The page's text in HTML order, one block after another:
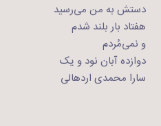
دستش به من می‌رسید
هفتاد بار بلند شدم
و نمی‌مُردم
دوازده آبان نود و یک
سارا محمدی اردهالی